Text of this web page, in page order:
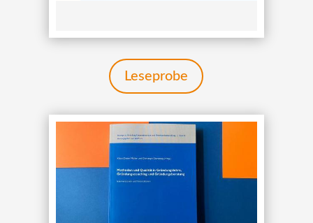
Leseprobe